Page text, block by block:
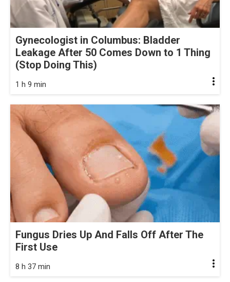
Gynecologist in Columbus: Bladder
Leakage After 50 Comes Down to 1 Thing
(Stop Doing This)
1 h 9 min
Fungus Dries Up And Falls Off After The
First Use
8 h 37 min